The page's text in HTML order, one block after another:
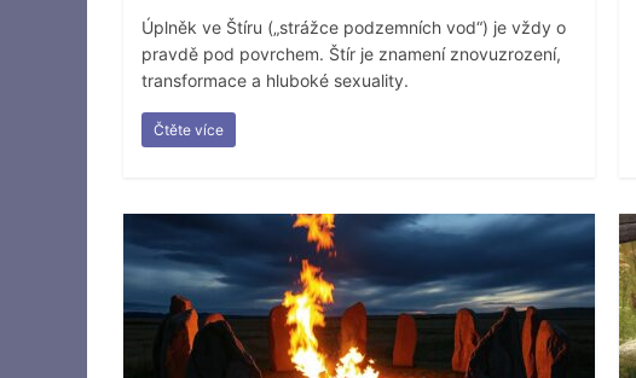
Úplněk ve Štíru („strážce podzemních vod“) je vždy o
pravdě pod povrchem. Štír je znamení znovuzrození,
transformace a hluboké sexuality.
Čtěte více